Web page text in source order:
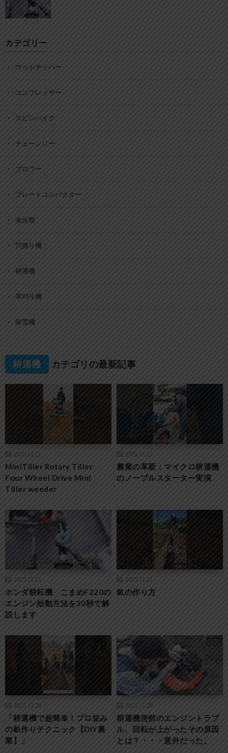
カテゴリー
ウッドチッパー
コンプレッサー
スピンバイク
チェーンソー
ブロワー
プレートコンパクター
未分類
穴掘り機
耕運機
草刈り機
除雪機
耕運機 カテゴリの最新記事
2025.11.21
MiniTiller Rotary Tiller
Four Wheel Drive Mini
Tiller weeder
2025.11.21
農業の革新：マイクロ耕運機
のノープルスターター実演
2025.11.21
ホンダ耕耘機 こまめF220の
エンジン始動方法を30秒で解
説します
2025.11.21
畝の作り方
2025.11.20
「耕運機で超簡単！プロ並み
の畝作りテクニック【DIY農
業】」
2025.11.20
耕運機突然のエンジントラブ
ル、回転が上がったその原因
とは？・・・意外だった。